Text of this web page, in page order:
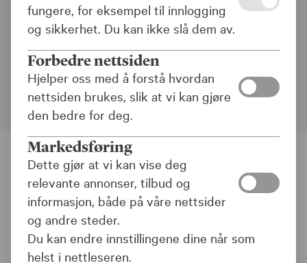
Oppgaver fra KLP
Noen ganger må vi be deg bekrefte eller
oppdatere opplysninger vi har om deg.
KLP er pålagt å hente inn og oppdatere enkelte
opplysninger fra kundene våre. Derfor kan du få en
oppgave hos oss, for eksempel for å bekrefte:
personopplysninger
fungere, for eksempel til innlogging
og sikkerhet. Du kan ikke slå dem av.
Forbedre nettsiden
Hjelper oss med å forstå hvordan
nettsiden brukes, slik at vi kan gjøre
den bedre for deg.
Markedsføring
Dette gjør at vi kan vise deg
relevante annonser, tilbud og
informasjon, både på våre nettsider
og andre steder.
Du kan endre innstillingene dine når som
helst i nettleseren.